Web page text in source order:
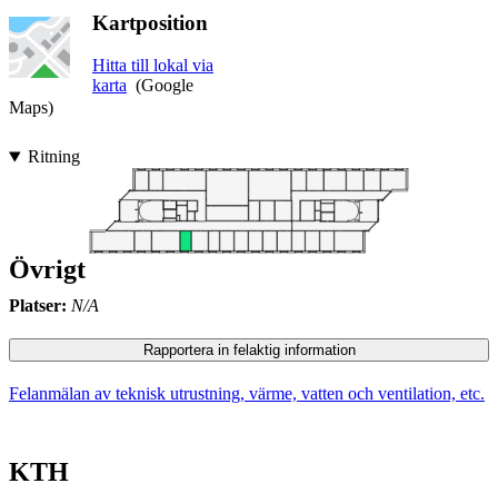
Kartposition
Hitta till lokal via
karta (Google
Maps)
Ritning
Övrigt
Platser: N/A
Rapportera in felaktig information
Felanmälan av teknisk utrustning, värme, vatten och ventilation, etc.
KTH